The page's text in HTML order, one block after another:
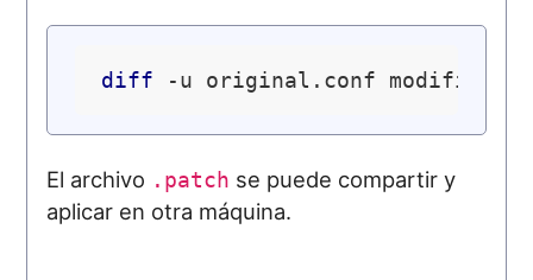
diff
El archivo .patch se puede compartir y
aplicar en otra máquina.